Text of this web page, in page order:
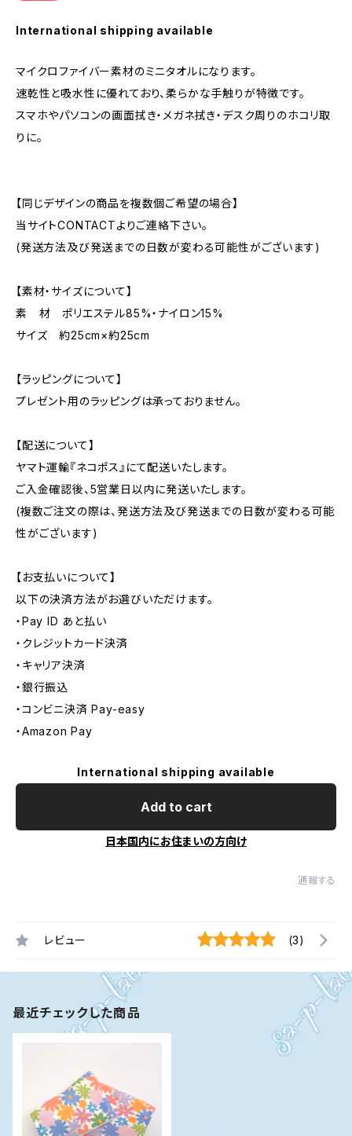
International shipping available
マイクロファイバー素材のミニタオルになります。
速乾性と吸水性に優れており、柔らかな手触りが特徴です。
スマホやパソコンの画面拭き・メガネ拭き・デスク周りのホコリ取
りに。
【同じデザインの商品を複数個ご希望の場合】
当サイトCONTACTよりご連絡下さい。
(発送方法及び発送までの日数が変わる可能性がございます)
【素材・サイズについて】
素 材 ポリエステル85%・ナイロン15%
サイズ 約25cm×約25cm
【ラッピングについて】
プレゼント用のラッピングは承っておりません。
【配送について】
ヤマト運輸『ネコポス』にて配送いたします。
ご入金確認後、5営業日以内に発送いたします。
(複数ご注文の際は、発送方法及び発送までの日数が変わる可能
性がございます)
【お支払いについて】
以下の決済方法がお選びいただけます。
・Pay ID あと払い
・クレジットカード決済
・キャリア決済
・銀行振込
・コンビニ決済 Pay-easy
・Amazon Pay
International shipping available
Add to cart
日本国内にお住まいの方向け
通報する
レビュー (3)
最近チェックした商品